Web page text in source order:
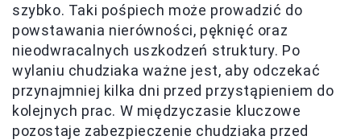
szybko. Taki pośpiech może prowadzić do
powstawania nierówności, pęknięć oraz
nieodwracalnych uszkodzeń struktury. Po
wylaniu chudziaka ważne jest, aby odczekać
przynajmniej kilka dni przed przystąpieniem do
kolejnych prac. W międzyczasie kluczowe
pozostaje zabezpieczenie chudziaka przed